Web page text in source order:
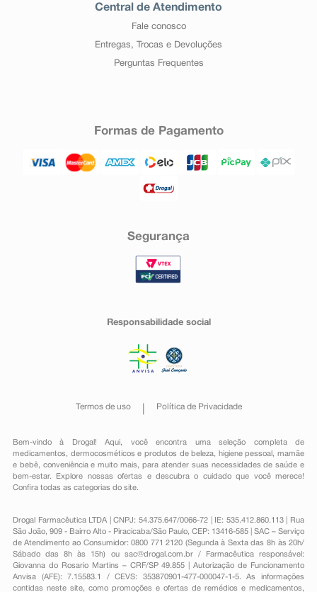
Central de Atendimento
Fale conosco
Entregas, Trocas e Devoluções
Perguntas Frequentes
Formas de Pagamento
Segurança
Responsabilidade social
Termos de uso Política de Privacidade
Bem-vindo à Drogal! Aqui, você encontra uma seleção completa de
medicamentos , dermocosméticos e produtos de beleza, higiene pessoal ,mamãe
e bebê, conveniênciae muito mais, para atender suas necessidades de saúde e
bem-estar. Explore nossas ofertas e descubra o cuidado que você merece!
Confira todas as categorias do site.
Drogal Farmacêutica LTDA | CNPJ: 54.375.647/0066-72 | IE: 535.412.860.113 | Rua
São João, 909 - Bairro Alto - Piracicaba/São Paulo, CEP: 13416-585 | SAC – Serviço
de Atendimento ao Consumidor: 0800 771 2120 (Segunda à Sexta das 8h às 20h/
Sábado das 8h às 15h) ou sac@drogal.com.br/ Farmacêutica responsável:
Giovanna do Rosario Martins – CRF/SP 49.855 | Autorização de Funcionamento
Anvisa (AFE): 7.15583.1 / CEVS: 353870901-477-000047-1-5. As informações
contidas neste site, como promoções e ofertas de remédios e medicamentos,